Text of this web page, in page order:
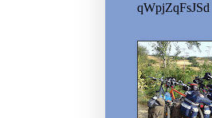
qWpjZqFsJSd